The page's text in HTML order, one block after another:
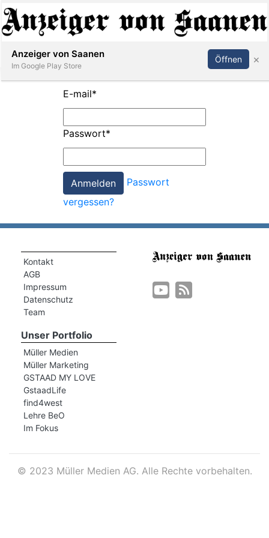
Abonnieren Anmelden
E-mail*
Passwort*
Passwort
vergessen?
Kontakt
AGB
Impressum
Datenschutz
Team
Unser Portfolio
Müller Medien
Müller Marketing
GSTAAD MY LOVE
GstaadLife
find4west
Lehre BeO
Im Fokus
© 2023 Müller Medien AG. Alle Rechte vorbehalten.
Anzeiger von Saanen
Im Google Play Store
Öffnen ×